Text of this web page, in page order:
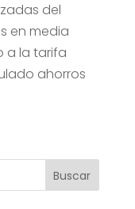
del
en media
a la tarifa
ahorros